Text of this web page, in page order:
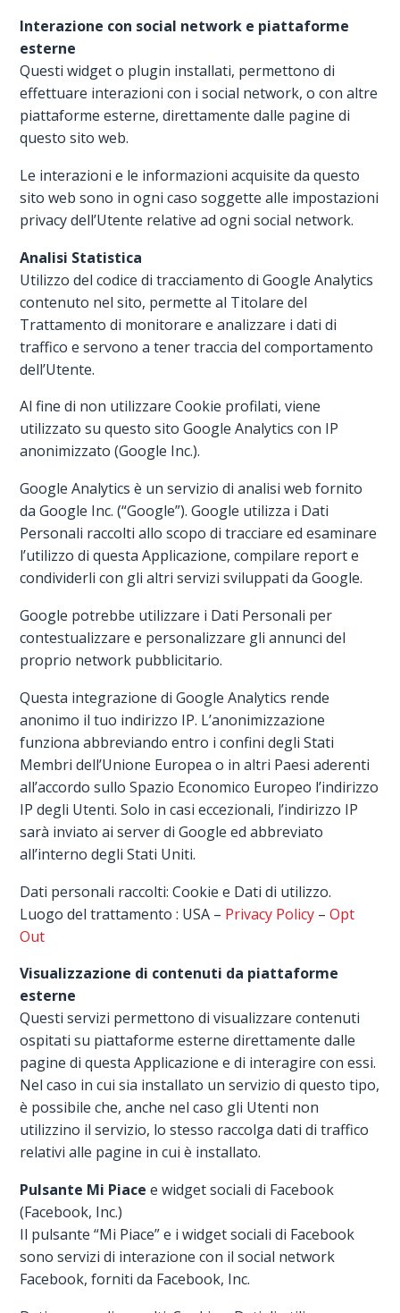
Interazione con social network e piattaforme
esterne
Questi widget o plugin installati, permettono di
effettuare interazioni con i social network, o con altre
piattaforme esterne, direttamente dalle pagine di
questo sito web.
Le interazioni e le informazioni acquisite da questo
sito web sono in ogni caso soggette alle impostazioni
privacy dell’Utente relative ad ogni social network.
Analisi Statistica
Utilizzo del codice di tracciamento di Google Analytics
contenuto nel sito, permette al Titolare del
Trattamento di monitorare e analizzare i dati di
traffico e servono a tener traccia del comportamento
dell’Utente.
Al fine di non utilizzare Cookie profilati, viene
utilizzato su questo sito Google Analytics con IP
anonimizzato (Google Inc.).
Google Analytics è un servizio di analisi web fornito
da Google Inc. (“Google”). Google utilizza i Dati
Personali raccolti allo scopo di tracciare ed esaminare
l’utilizzo di questa Applicazione, compilare report e
condividerli con gli altri servizi sviluppati da Google.
Google potrebbe utilizzare i Dati Personali per
contestualizzare e personalizzare gli annunci del
proprio network pubblicitario.
Questa integrazione di Google Analytics rende
anonimo il tuo indirizzo IP. L’anonimizzazione
funziona abbreviando entro i confini degli Stati
Membri dell’Unione Europea o in altri Paesi aderenti
all’accordo sullo Spazio Economico Europeo l’indirizzo
IP degli Utenti. Solo in casi eccezionali, l’indirizzo IP
sarà inviato ai server di Google ed abbreviato
all’interno degli Stati Uniti.
Dati personali raccolti: Cookie e Dati di utilizzo.
Luogo del trattamento : USA – Privacy Policy – Opt
Out
Visualizzazione di contenuti da piattaforme
esterne
Questi servizi permettono di visualizzare contenuti
ospitati su piattaforme esterne direttamente dalle
pagine di questa Applicazione e di interagire con essi.
Nel caso in cui sia installato un servizio di questo tipo,
è possibile che, anche nel caso gli Utenti non
utilizzino il servizio, lo stesso raccolga dati di traffico
relativi alle pagine in cui è installato.
Pulsante Mi Piace e widget sociali di Facebook
(Facebook, Inc.)
Il pulsante “Mi Piace” e i widget sociali di Facebook
sono servizi di interazione con il social network
Facebook, forniti da Facebook, Inc.